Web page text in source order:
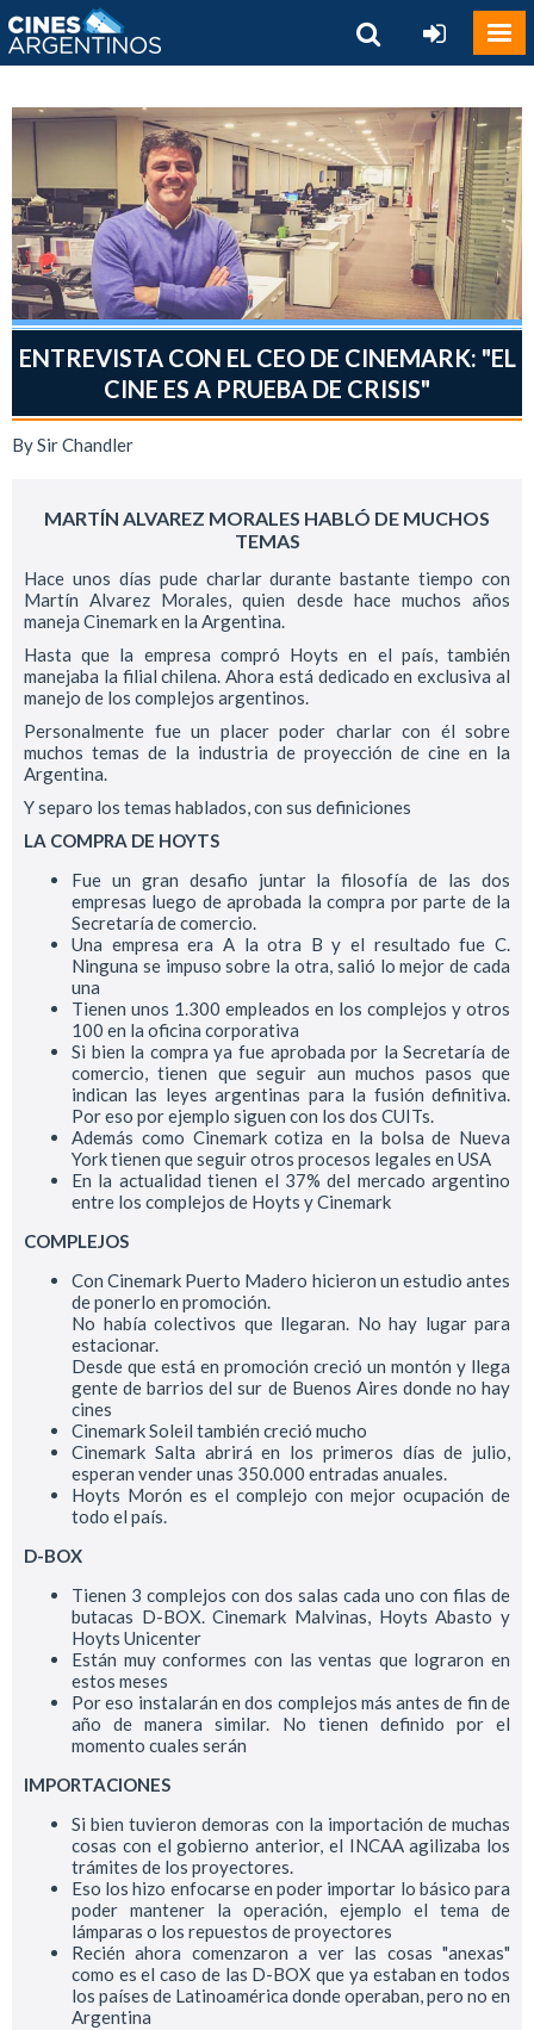
ENTREVISTA CON EL CEO DE CINEMARK: "EL
CINE ES A PRUEBA DE CRISIS"
By Sir Chandler
MARTÍN ALVAREZ MORALES HABLÓ DE MUCHOS
TEMAS
Hace unos días pude charlar durante bastante tiempo con
Martín Alvarez Morales, quien desde hace muchos años
maneja Cinemark en la Argentina.
Hasta que la empresa compró Hoyts en el país, también
manejaba la filial chilena. Ahora está dedicado en exclusiva al
manejo de los complejos argentinos.
Personalmente fue un placer poder charlar con él sobre
muchos temas de la industria de proyección de cine en la
Argentina.
Y separo los temas hablados, con sus definiciones
LA COMPRA DE HOYTS
Fue un gran desafio juntar la filosofía de las dos
empresas luego de aprobada la compra por parte de la
Secretaría de comercio.
Una empresa era A la otra B y el resultado fue C.
Ninguna se impuso sobre la otra, salió lo mejor de cada
una
Tienen unos 1.300 empleados en los complejos y otros
100 en la oficina corporativa
Si bien la compra ya fue aprobada por la Secretaría de
comercio, tienen que seguir aun muchos pasos que
indican las leyes argentinas para la fusión definitiva.
Por eso por ejemplo siguen con los dos CUITs.
Además como Cinemark cotiza en la bolsa de Nueva
York tienen que seguir otros procesos legales en USA
En la actualidad tienen el 37% del mercado argentino
entre los complejos de Hoyts y Cinemark
COMPLEJOS
Con Cinemark Puerto Madero hicieron un estudio antes
de ponerlo en promoción.
No había colectivos que llegaran. No hay lugar para
estacionar.
Desde que está en promoción creció un montón y llega
gente de barrios del sur de Buenos Aires donde no hay
cines
Cinemark Soleil también creció mucho
Cinemark Salta abrirá en los primeros días de julio,
esperan vender unas 350.000 entradas anuales.
Hoyts Morón es el complejo con mejor ocupación de
todo el país.
D-BOX
Tienen 3 complejos con dos salas cada uno con filas de
butacas D-BOX. Cinemark Malvinas, Hoyts Abasto y
Hoyts Unicenter
Están muy conformes con las ventas que lograron en
estos meses
Por eso instalarán en dos complejos más antes de fin de
año de manera similar. No tienen definido por el
momento cuales serán
IMPORTACIONES
Si bien tuvieron demoras con la importación de muchas
cosas con el gobierno anterior, el INCAA agilizaba los
trámites de los proyectores.
Eso los hizo enfocarse en poder importar lo básico para
poder mantener la operación, ejemplo el tema de
lámparas o los repuestos de proyectores
Recién ahora comenzaron a ver las cosas "anexas"
como es el caso de las D-BOX que ya estaban en todos
los países de Latinoamérica donde operaban, pero no en
Argentina